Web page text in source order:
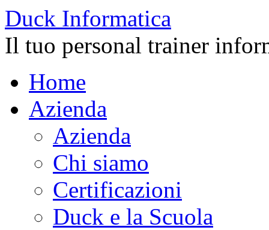
Duck Informatica
Il tuo personal trainer
Home
Azienda
Azienda
Chi siamo
Certificazioni
Duck e la Scuola